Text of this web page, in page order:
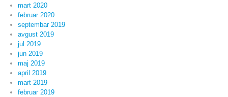
mart 2020
februar 2020
septembar 2019
avgust 2019
jul 2019
jun 2019
maj 2019
april 2019
mart 2019
februar 2019